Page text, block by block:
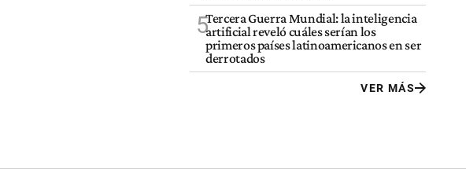
5Tercera Guerra Mundial: la inteligencia
artificial reveló cuáles serían los
primeros países latinoamericanos en ser
derrotados
VER MÁS